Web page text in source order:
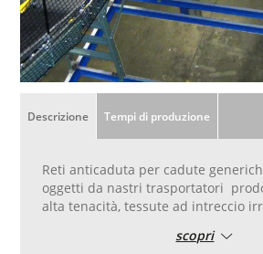
Descrizione Tempi di produzione
Reti anticaduta per cadute
oggetti da nastri trasportatori
alta tenacità, tessute ad intreccio
Disponibili in diverse maglie a
scopri